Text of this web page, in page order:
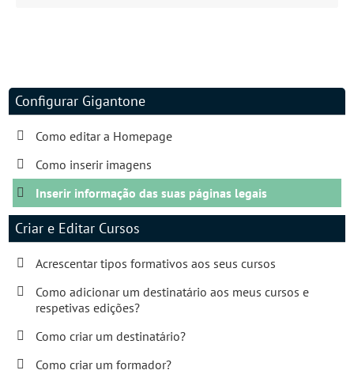
Configurar Gigantone
Como editar a Homepage
Como inserir imagens
Inserir informação das suas páginas legais
Criar e Editar Cursos
Acrescentar tipos formativos aos seus cursos
Como adicionar um destinatário aos meus cursos e
respetivas edições?
Como criar um destinatário?
Como criar um formador?